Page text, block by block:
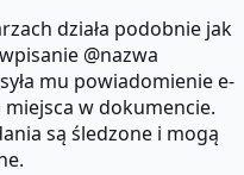
działa podobnie jak
@nazwa
mu powiadomienie e-
w dokumencie.
są śledzone i mogą